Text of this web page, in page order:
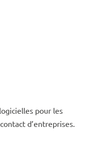
pour les
d’entreprises.